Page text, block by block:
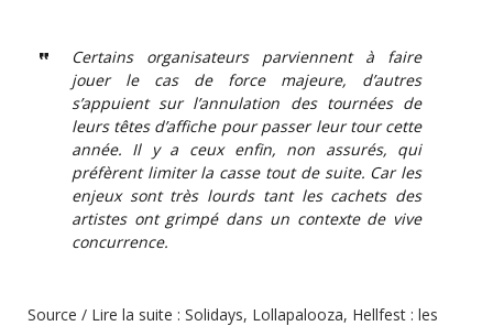
Certains organisateurs parviennent à faire
jouer le cas de force majeure, d’autres
s’appuient sur l’annulation des tournées de
leurs têtes d’affiche pour passer leur tour cette
année. Il y a ceux enfin, non assurés, qui
préfèrent limiter la casse tout de suite. Car les
enjeux sont très lourds tant les cachets des
artistes ont grimpé dans un contexte de vive
concurrence.
Source / Lire la suite : Solidays, Lollapalooza, Hellfest : les